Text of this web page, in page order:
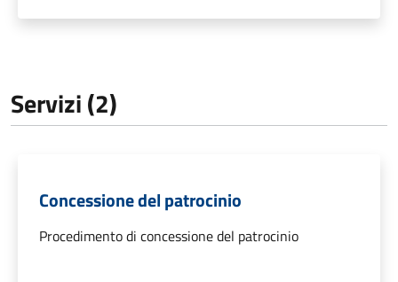
Servizi (2)
Concessione del patrocinio
Procedimento di concessione del patrocinio